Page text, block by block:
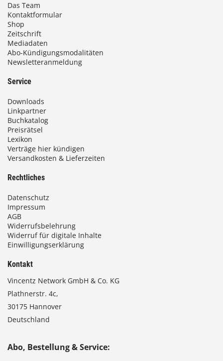
Das Team
Kontaktformular
Shop
Zeitschrift
Mediadaten
Abo-Kündigungsmodalitäten
Newsletteranmeldung
Service
Downloads
Linkpartner
Buchkatalog
Preisrätsel
Lexikon
Verträge hier kündigen
Versandkosten & Lieferzeiten
Rechtliches
Datenschutz
Impressum
AGB
Widerrufsbelehrung
Widerruf für digitale Inhalte
Einwilligungserklärung
Kontakt
Vincentz Network GmbH & Co. KG
Plathnerstr. 4c,
30175 Hannover
Deutschland
Abo, Bestellung & Service: